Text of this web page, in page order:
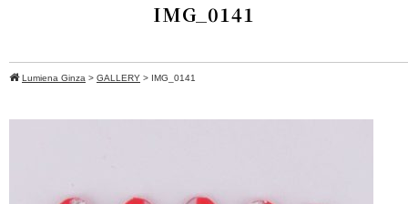
IMG_0141
Lumiena Ginza > GALLERY > IMG_0141